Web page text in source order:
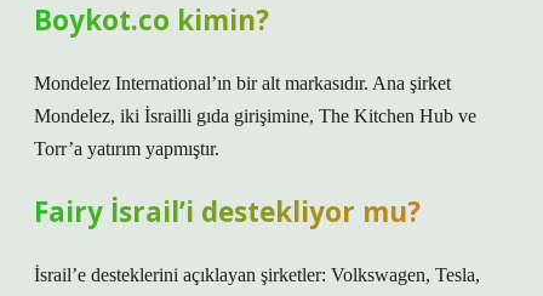
Boykot.co kimin?
Mondelez International’ın bir alt markasıdır. Ana şirket
Mondelez, iki İsrailli gıda girişimine, The Kitchen Hub ve
Torr’a yatırım yapmıştır.
Fairy İsrail’i destekliyor mu?
İsrail’e desteklerini açıklayan şirketler: Volkswagen, Tesla,